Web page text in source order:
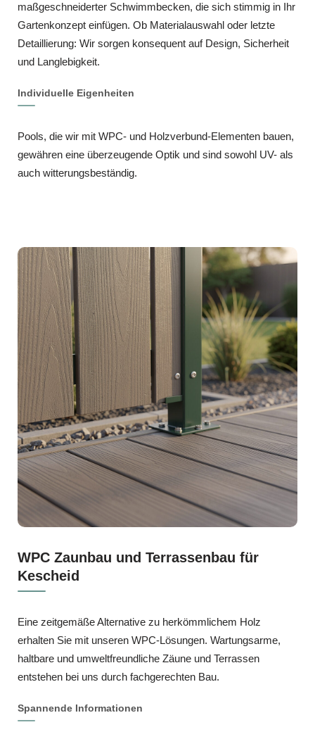
maßgeschneiderter Schwimmbecken, die sich stimmig in Ihr
Gartenkonzept einfügen. Ob Materialauswahl oder letzte
Detaillierung: Wir sorgen konsequent auf Design, Sicherheit
und Langlebigkeit.
Individuelle Eigenheiten
Pools, die wir mit WPC- und Holzverbund-Elementen bauen,
gewähren eine überzeugende Optik und sind sowohl UV- als
auch witterungsbeständig.
WPC Zaunbau und Terrassenbau für
Kescheid
Eine zeitgemäße Alternative zu herkömmlichem Holz
erhalten Sie mit unseren WPC-Lösungen. Wartungsarme,
haltbare und umweltfreundliche Zäune und Terrassen
entstehen bei uns durch fachgerechten Bau.
Spannende Informationen